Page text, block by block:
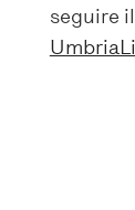
seguire il